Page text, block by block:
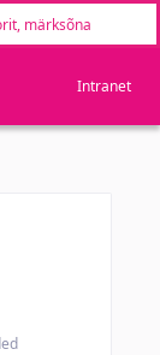
Intranet